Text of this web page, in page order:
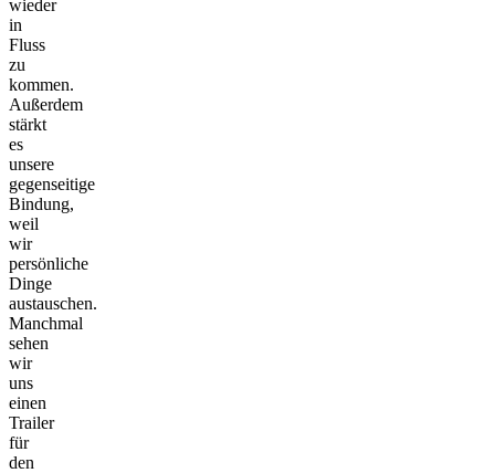
wieder
in
Fluss
zu
kommen.
Außerdem
stärkt
es
unsere
gegenseitige
Bindung,
weil
wir
persönliche
Dinge
austauschen.
Manchmal
sehen
wir
uns
einen
Trailer
für
den